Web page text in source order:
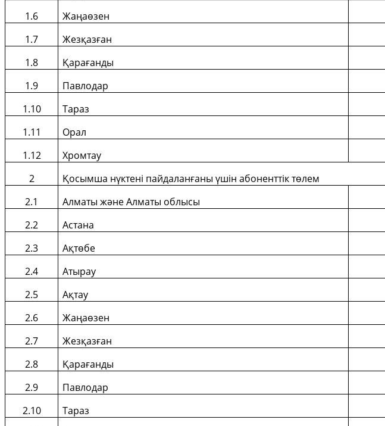
1.6
Жаңаөзен
1.7
Жезқазған
1.8
Қарағанды
1.9
Павлодар
1.10
Тараз
1.11
Орал
1.12
Хромтау
2
Қосымша нүктені пайдаланғаны үшін абоненттік төлем
2.1
Алматы және Алматы облысы
2.2
Астана
2.3
Ақтөбе
2.4
Атырау
2.5
Ақтау
2.6
Жаңаөзен
2.7
Жезқазған
2.8
Қарағанды
2.9
Павлодар
2.10
Тараз